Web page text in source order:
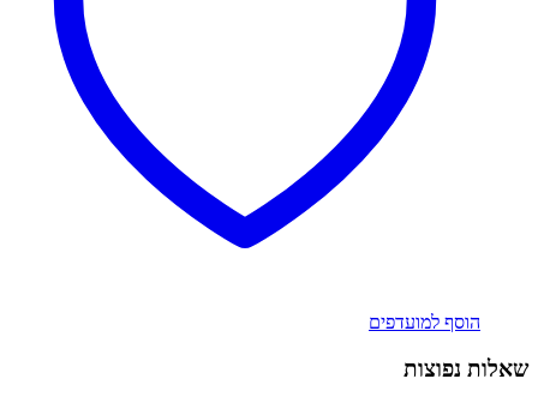
הוסף למועדפים
שאלות נפוצות